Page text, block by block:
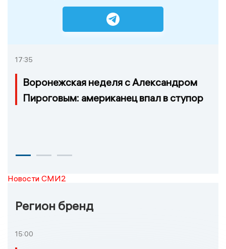
17:35
Воронежская неделя с Александром
Пироговым: американец впал в ступор
Новости СМИ2
Регион бренд
15:00